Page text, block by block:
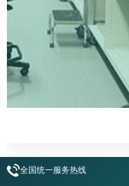
全国统一服务热线